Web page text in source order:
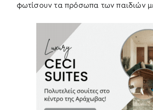
φωτίσουν τα πρόσωπα των παιδιών